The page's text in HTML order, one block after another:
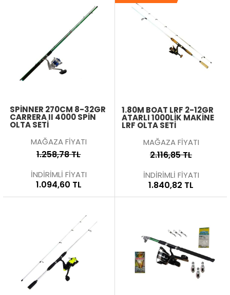
SPINNER 270CM 8-32GR
CARRERA II 4000 SPIN
OLTA SETI
MAĞAZA FİYATI
1.258,78 TL
İNDİRİMLİ FİYATI
1.094,60 TL
1.80M BOAT LRF 2-12GR
ATARLI 1000LIK MAKINE
LRF OLTA SETI
MAĞAZA FİYATI
2.116,85 TL
İNDİRİMLİ FİYATI
1.840,82 TL